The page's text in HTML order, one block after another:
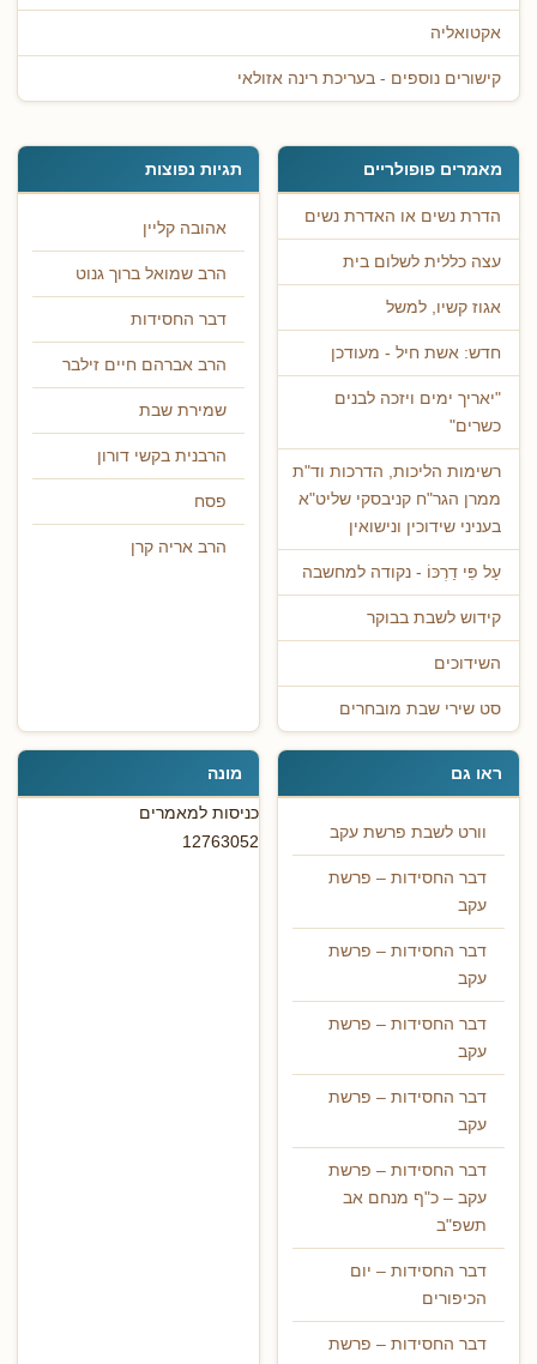
אקטואליה
קישורים נוספים - בעריכת רינה אזולאי
מאמרים פופולריים
הדרת נשים או האדרת נשים
עצה כללית לשלום בית
אגוז קשיו, למשל
חדש: אשת חיל - מעודכן
"יאריך ימים ויזכה לבנים
כשרים"
רשימות הליכות, הדרכות וד"ת
ממרן הגר"ח קניבסקי שליט"א
בעניני שידוכין ונישואין
עַל פִּי דַרְכּוֹ - נקודה למחשבה
קידוש לשבת בבוקר
השידוכים
סט שירי שבת מובחרים
תגיות נפוצות
אהובה קליין
הרב שמואל ברוך גנוט
דבר החסידות
הרב אברהם חיים זילבר
שמירת שבת
הרבנית בקשי דורון
פסח
הרב אריה קרן
ראו גם
וורט לשבת פרשת עקב
דבר החסידות – פרשת
עקב
דבר החסידות – פרשת
עקב
דבר החסידות – פרשת
עקב
דבר החסידות – פרשת
עקב
דבר החסידות – פרשת
עקב – כ"ף מנחם אב
תשפ"ב
דבר החסידות – יום
הכיפורים
דבר החסידות – פרשת
מונה
כניסות למאמרים
12763052